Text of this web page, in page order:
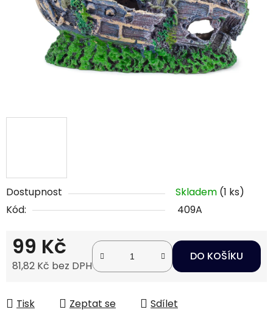
Dostupnost Skladem (1 ks)
Kód:
409A
99 Kč
81,82 Kč bez DPH
DO KOŠÍKU
Tisk Zeptat se Sdílet